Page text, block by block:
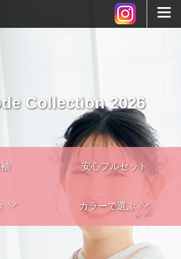
Collection 2026
安心フルセット
カラーで選ぶ